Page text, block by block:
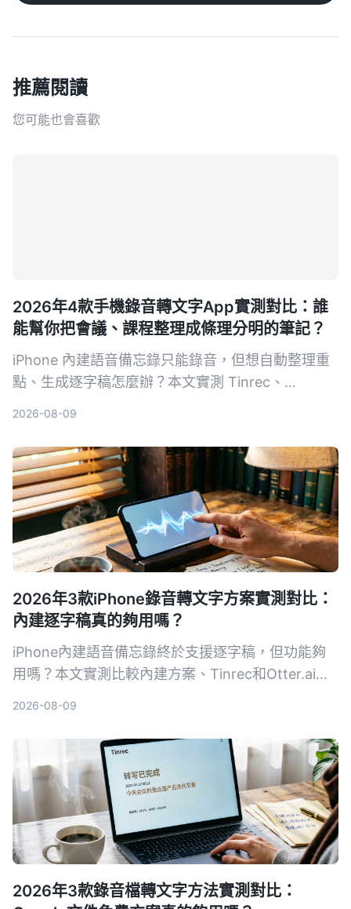
推薦閱讀
您可能也會喜歡
2026年4款手機錄音轉文字App實測對比：誰
能幫你把會議、課程整理成條理分明的筆記？
iPhone 內建語音備忘錄只能錄音，但想自動整理重
點、生成逐字稿怎麼辦？本文實測 Tinrec、
解析，幫你找到最適合的手機錄音轉文字方案。
2026-08-09
2026年3款iPhone錄音轉文字方案實測對比：
內建逐字稿真的夠用嗎？
iPhone內建語音備忘錄終於支援逐字稿，但功能夠
用嗎？本文實測比較內建方案、Tinrec和Otter.ai，
2026-08-09
2026年3款錄音檔轉文字方法實測對比：